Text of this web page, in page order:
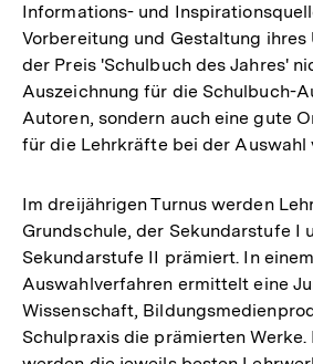
Informations- und
Vorbereitung und Gestaltung ihres
der Preis 'Schulbuch des Jahres'
Auszeichnung für die Schulbuch-
Autoren, sondern auch eine gute
für die Lehrkräfte bei der Auswahl
Im dreijährigen Turnus werden
Grundschule, der Sekundarstufe I
Sekundarstufe II prämiert. In
Auswahlverfahren ermittelt eine
Wissenschaft,
Schulpraxis die prämierten Werke.